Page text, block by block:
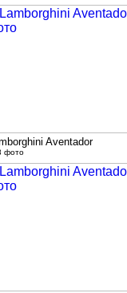
Aventador
фото